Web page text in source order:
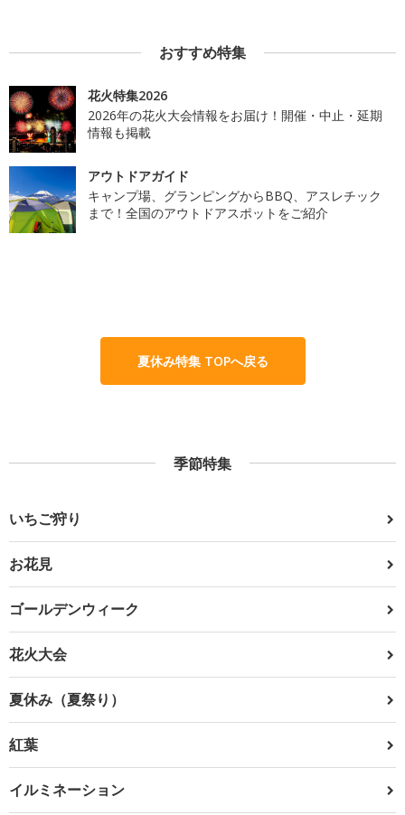
おすすめ特集
花火特集2026
2026年の花火大会情報をお届け！開催・中止・延期
情報も掲載
アウトドアガイド
キャンプ場、グランピングからBBQ、アスレチック
まで！全国のアウトドアスポットをご紹介
夏休み特集 TOPへ戻る
季節特集
いちご狩り
お花見
ゴールデンウィーク
花火大会
夏休み（夏祭り）
紅葉
イルミネーション